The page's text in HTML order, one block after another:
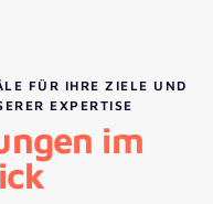
FÜR IHRE ZIELE UND
EXPERTISE
im